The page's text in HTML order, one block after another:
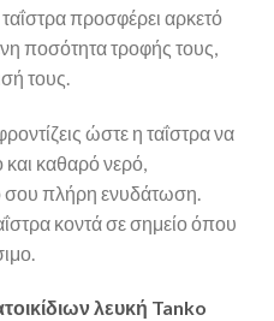
προσφέρει αρκετό
ποσότητα τροφής τους,
τους.
ώστε η ταΐστρα να
καθαρό νερό,
σου πλήρη ενυδάτωση.
κοντά σε σημείο όπου
λευκή Tanko